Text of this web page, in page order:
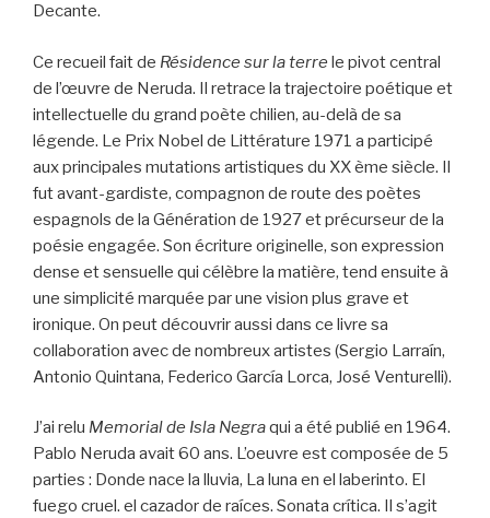
Decante.
Ce recueil fait de Résidence sur la terre le pivot central
de l’œuvre de Neruda. Il retrace la trajectoire poétique et
intellectuelle du grand poète chilien, au-delà de sa
légende. Le Prix Nobel de Littérature 1971 a participé
aux principales mutations artistiques du XX ème siècle. Il
fut avant-gardiste, compagnon de route des poètes
espagnols de la Génération de 1927 et précurseur de la
poésie engagée. Son écriture originelle, son expression
dense et sensuelle qui célèbre la matière, tend ensuite à
une simplicité marquée par une vision plus grave et
ironique. On peut découvrir aussi dans ce livre sa
collaboration avec de nombreux artistes (Sergio Larraín,
Antonio Quintana, Federico García Lorca, José Venturelli).
J’ai relu Memorial de Isla Negraqui a été publié en 1964.
Pablo Neruda avait 60 ans. L’oeuvre est composée de 5
parties : Donde nace la lluvia, La luna en el laberinto. El
fuego cruel. el cazador de raíces. Sonata crítica. Il s’agit